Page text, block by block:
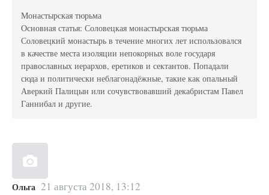
Монастырская тюрьма
Основная статья: Соловецкая монастырская тюрьма
Соловецкий монастырь в течение многих лет использовался
в качестве места изоляции непокорных воле государя
православных иерархов, еретиков и сектантов. Попадали
сюда и политически неблагонадёжные, такие как опальный
Аверкий Палицын или сочувствовавший декабристам Павел
Ганнибал и другие.
Ольга 21 августа 2018, 13:12